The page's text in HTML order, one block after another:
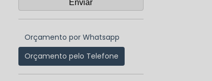
Orçamento por Whatsapp
Orçamento pelo Telefone